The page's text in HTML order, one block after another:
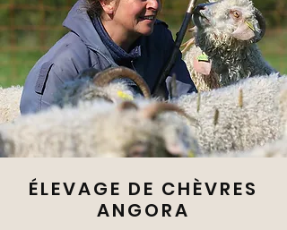
ÉLEVAGE DE CHÈVRES
ANGORA